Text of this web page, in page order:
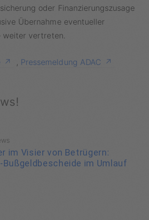
oder Finanzierungszusage
Übernahme eventueller
weiter vertreten.
, Pressemeldung ADAC
im Visier von Betrügern:
Bußgeldbescheide im Umlauf